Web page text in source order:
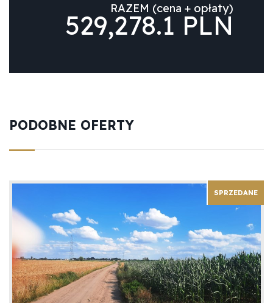
RAZEM (cena + opłaty)
529,278.1 PLN
PODOBNE OFERTY
SPRZEDANE